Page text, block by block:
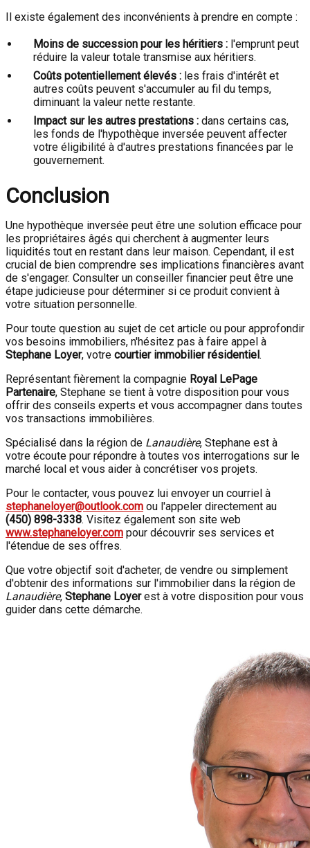
Il existe également des inconvénients à prendre en compte :
Moins de succession pour les héritiers : l'emprunt peut
réduire la valeur totale transmise aux héritiers.
Coûts potentiellement élevés : les frais d'intérêt et
autres coûts peuvent s'accumuler au fil du temps,
diminuant la valeur nette restante.
Impact sur les autres prestations : dans certains cas,
les fonds de l'hypothèque inversée peuvent affecter
votre éligibilité à d'autres prestations financées par le
gouvernement.
Conclusion
Une hypothèque inversée peut être une solution efficace pour
les propriétaires âgés qui cherchent à augmenter leurs
liquidités tout en restant dans leur maison. Cependant, il est
crucial de bien comprendre ses implications financières avant
de s'engager. Consulter un conseiller financier peut être une
étape judicieuse pour déterminer si ce produit convient à
votre situation personnelle.
Pour toute question au sujet de cet article ou pour approfondir
vos besoins immobiliers, n'hésitez pas à faire appel à
Stephane Loyer, votre courtier immobilier résidentiel.
Représentant fièrement la compagnie Royal LePage
Partenaire, Stephane se tient à votre disposition pour vous
offrir des conseils experts et vous accompagner dans toutes
vos transactions immobilières.
Spécialisé dans la région de Lanaudière, Stephane est à
votre écoute pour répondre à toutes vos interrogations sur le
marché local et vous aider à concrétiser vos projets.
Pour le contacter, vous pouvez lui envoyer un courriel à
stephaneloyer@outlook.com ou l'appeler directement au
(450) 898-3338. Visitez également son site web
www.stephaneloyer.com pour découvrir ses services et
l'étendue de ses offres.
Que votre objectif soit d'acheter, de vendre ou simplement
d'obtenir des informations sur l'immobilier dans la région de
Lanaudière, Stephane Loyerest à votre disposition pour vous
guider dans cette démarche.